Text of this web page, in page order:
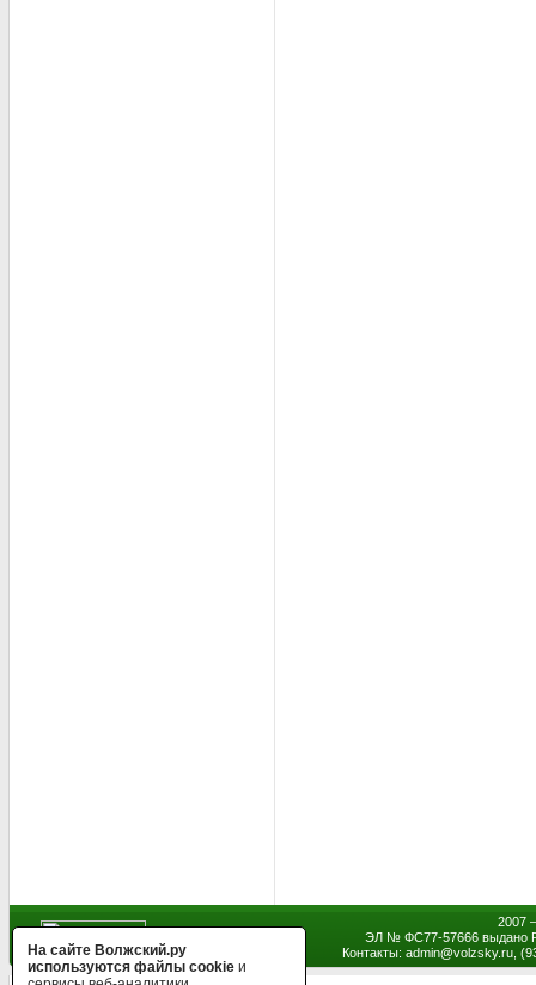
2007
ЭЛ № ФС77-57666 выдано
Контакты: admin@volzsky.ru,
На сайте Волжский.ру
используются файлы cookie и